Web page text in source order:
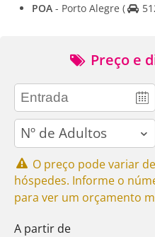
POA - Porto Alegre (
Preço e
adults
O preço pode variar
hóspedes. Informe o
para ver um orçamento
A partir de